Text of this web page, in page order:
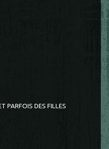
PARFOIS DES FILLES